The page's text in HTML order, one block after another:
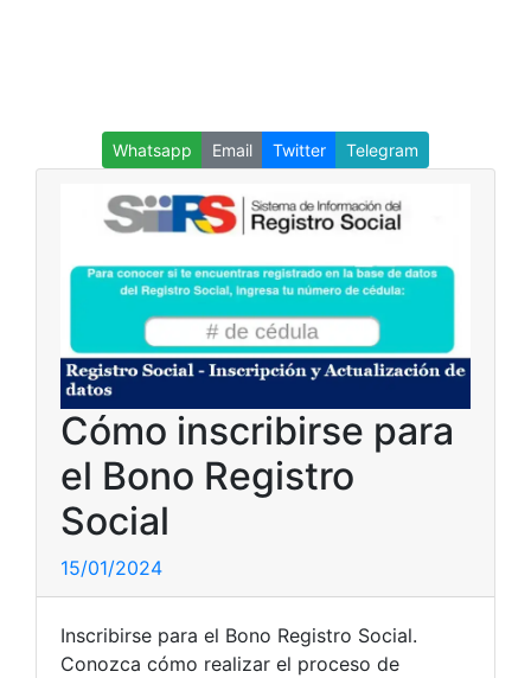
Whatsapp Email Twitter Telegram
Cómo inscribirse para
el Bono Registro
Social
15/01/2024
Inscribirse para el Bono Registro Social.
Conozca cómo realizar el proceso de